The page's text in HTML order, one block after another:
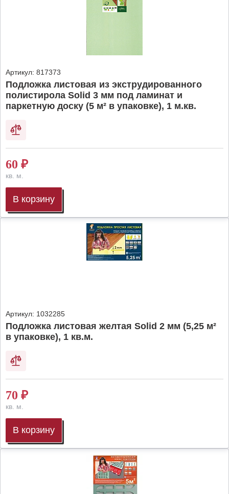
Артикул: 817373
Подложка листовая из экструдированного
полистирола Solid 3 мм под ламинат и
паркетную доску (5 м² в упаковке), 1 м.кв.
60 ₽
кв. м.
В корзину
Артикул: 1032285
Подложка листовая желтая Solid 2 мм (5,25 м²
в упаковке), 1 кв.м.
70 ₽
кв. м.
В корзину